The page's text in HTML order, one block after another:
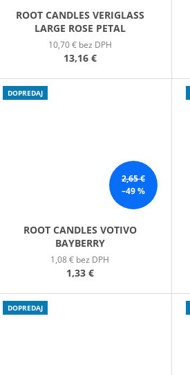
ROOT CANDLES VERIGLASS
LARGE ROSE PETAL
10,70 € bez DPH
13,16 €
2,65 €
–49 %
DOPREDAJ
ROOT CANDLES VOTIVO
BAYBERRY
1,08 € bez DPH
1,33 €
DOPREDAJ